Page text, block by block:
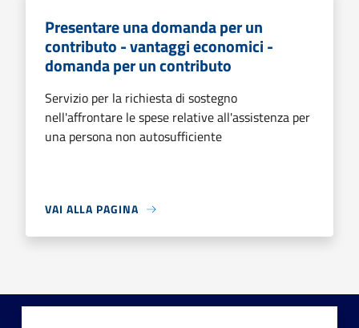
Presentare una domanda per un
contributo - vantaggi economici -
domanda per un contributo
Servizio per la richiesta di sostegno
nell'affrontare le spese relative all'assistenza per
una persona non autosufficiente
VAI ALLA PAGINA